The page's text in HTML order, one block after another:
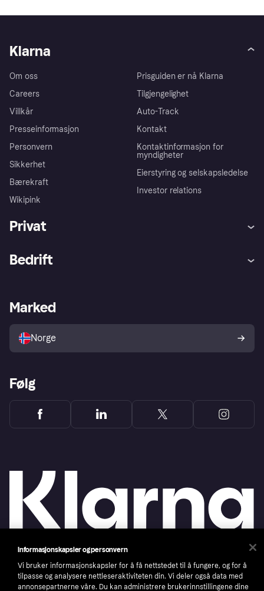
Klarna
Om oss
Careers
Villkår
Presseinformasjon
Personvern
Sikkerhet
Bærekraft
Wikipink
Prisguiden er nå Klarna
Tilgjengelighet
Auto-Track
Kontakt
Kontaktinformasjon for
myndigheter
Eierstyring og selskapsledelse
Investor relations
Privat
Utforsk butikker
Bedrift
Merchant portal
Marked
Norge
Følg
Copyright © 2005-2026 Klarna Bank AB (publ). Headquarters: Stockholm, Sweden. All
rights reserved. Klarna Bank AB (publ). Sveavägen 46, 111 34 Stockholm. Organization
number: 556737-0431
Informasjonskapsler og personvern
Vi bruker informasjonskapsler for å få nettstedet til å fungere, og for å
tilpasse og analysere nettleseraktiviteten din. Vi deler også data med
annonsepartnerne våre. Du kan administrere brukerinnstillingene dine